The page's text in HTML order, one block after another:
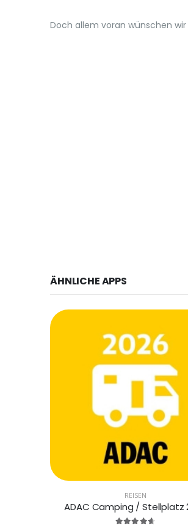
Doch allem voran wünschen
ÄHNLICHE APPS
REISEN
ADAC Camping / Stellplatz